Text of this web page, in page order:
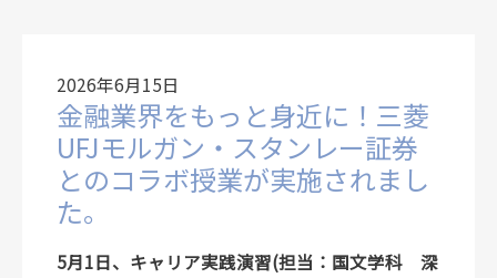
2026年6月15日
金融業界をもっと身近に！三菱
UFJモルガン・スタンレー証券
とのコラボ授業が実施されまし
た。
5月1日、キャリア実践演習(担当：国文学科 深